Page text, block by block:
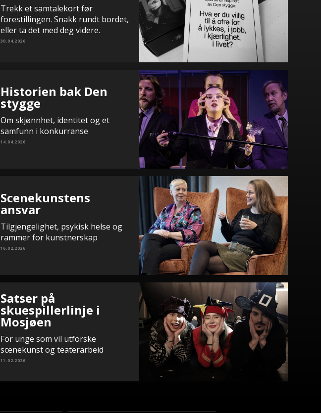
Trekk et samtalekort før
forestillingen. Snakk rundt bordet,
eller ta det med deg videre.
30.04.2026
Historien bak Den
stygge
Om skjønnhet, identitet og et
samfunn i konkurranse
14.04.2026
Scenekunstens
ansvar
Tilgjengelighet, psykisk helse og
rammer for kunstnerskap
16.02.2026
Satser på
skuespillerlinje i
Mosjøen
For unge som vil utforske
scenekunst og teaterarbeid
11.02.2026